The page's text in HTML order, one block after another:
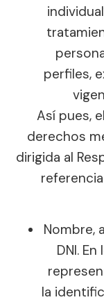
perfiles,
Así pues,
derechos
dirigida al
Nombre,
DNI.
la